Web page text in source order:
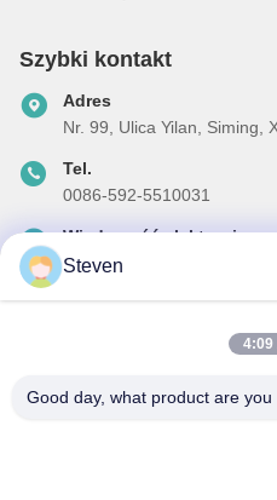
Szybki kontakt
Adres
Nr. 99, Ulica Yilan, Siming,
Tel.
0086-592-5510031
Wiadomość elektroniczna
steven@winley-electric.com
Zapisz się do naszego biuletynu
Steven
4:09
Good day, what product are